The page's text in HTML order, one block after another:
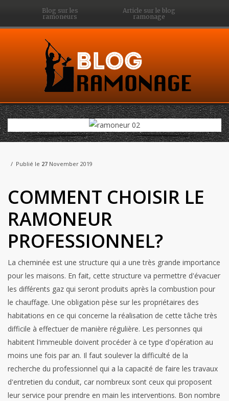
Blog sur les
ramoneurs
Article sur le blog
ramonage
Publié le 27 November 2019
COMMENT CHOISIR LE
RAMONEUR
PROFESSIONNEL?
La cheminée est une structure qui a une très grande importance
pour les maisons. En fait, cette structure va permettre d'évacuer
les différents gaz qui seront produits après la combustion pour
le chauffage. Une obligation pèse sur les propriétaires des
habitations en ce qui concerne la réalisation de cette tâche très
difficile à effectuer de manière régulière. Les personnes qui
habitent l'immeuble doivent procéder à ce type d'opération au
moins une fois par an. Il faut soulever la difficulté de la
recherche du professionnel qui a la capacité de faire les travaux
d'entretien du conduit, car nombreux sont ceux qui proposent
leur service pour prendre en main les interventions. Bon nombre